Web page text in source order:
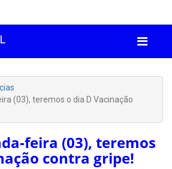
(03), teremos o dia D Vacinação
feira (03), teremos
contra gripe!